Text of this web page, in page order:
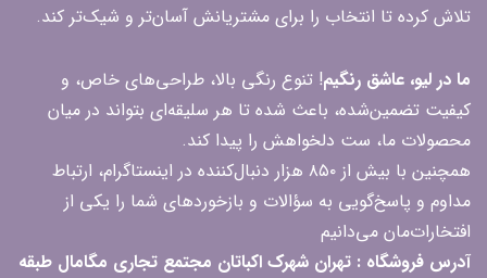
تلاش کرده تا انتخاب را برای مشتریانش آسان‌تر و شیک‌تر کند.
ما در لیو، عاشق رنگیم! تنوع رنگی بالا، طراحی‌های خاص، و
کیفیت تضمین‌شده، باعث شده تا هر سلیقه‌ای بتواند در میان
محصولات ما، ست دلخواهش را پیدا کند.
همچنین با بیش از ۸۵۰ هزار دنبال‌کننده در اینستاگرام، ارتباط
مداوم و پاسخ‌گویی به سؤالات و بازخوردهای شما را یکی از
افتخارات‌مان می‌دانیم
آدرس فروشگاه : تهران شهرک اکباتان مجتمع تجاری مگامال طبقه